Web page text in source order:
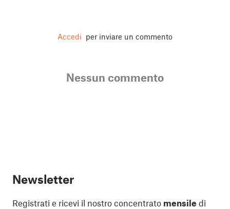
Accedi per inviare un commento
Nessun commento
Newsletter
Registrati e ricevi il nostro concentrato mensile di